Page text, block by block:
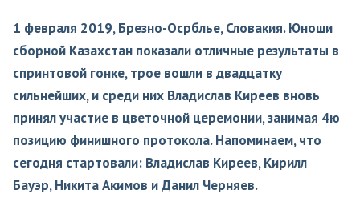
1 февраля 2019, Брезно-Осрблье, Словакия. Юноши
сборной Казахстан показали отличные результаты в
спринтовой гонке, трое вошли в двадцатку
сильнейших, и среди них Владислав Киреев вновь
принял участие в цветочной церемонии, занимая 4ю
позицию финишного протокола. Напоминаем, что
сегодня стартовали: Владислав Киреев, Кирилл
Бауэр, Никита Акимов и Данил Черняев.